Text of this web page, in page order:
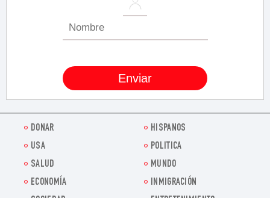
DONAR
HISPANOS
USA
POLITICA
SALUD
MUNDO
ECONOMÍA
INMIGRACIÓN